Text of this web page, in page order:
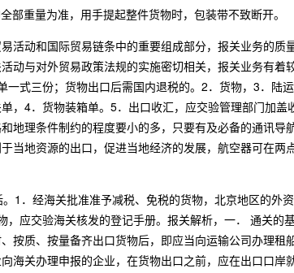
部重量为准，用手提起整件货物时，包装带不致断开。
活动和国际贸易链条中的重要组成部分，报关业务的质
动与对外贸易政策法规的实施密切相关，报关业务有着
式三份；货物出口后需国内退税的。2．货物，3．陆
，4．货物装箱单。5．出口收汇，应交验管理部门加
地理条件制约的程度要小的多，只要有及必备的通讯导
当地资源的出口，促进当地经济的发展，航空器可在两
1．经海关批准准予减税、免税的货物，北京地区的外
应交验海关核发的登记手册。报关解析，一． 通关的
按质、按量备齐出口货物后，即应当向运输公司办理租
海关办理申报的企业，在货物出口之前，应在出口口岸